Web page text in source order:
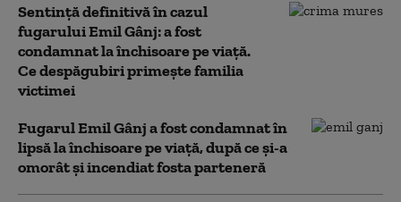
Sentință definitivă în cazul
fugarului Emil Gânj: a fost
condamnat la închisoare pe viață.
Ce despăgubiri primește familia
victimei
Fugarul Emil Gânj a fost condamnat în
lipsă la închisoare pe viață, după ce și-a
omorât și incendiat fosta parteneră